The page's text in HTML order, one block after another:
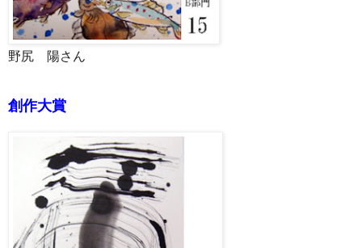
野尻 陽さん
創作大賞